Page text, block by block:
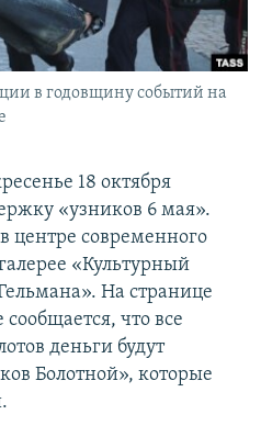
в годовщину событий на
18 октября
«узников 6 мая».
центре современного
«Культурный
На странице
что все
деньги будут
Болотной», которые